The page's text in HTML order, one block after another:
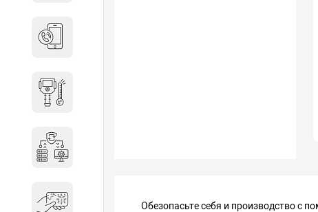
Электронные ключиОбезопасьте себя и производство с